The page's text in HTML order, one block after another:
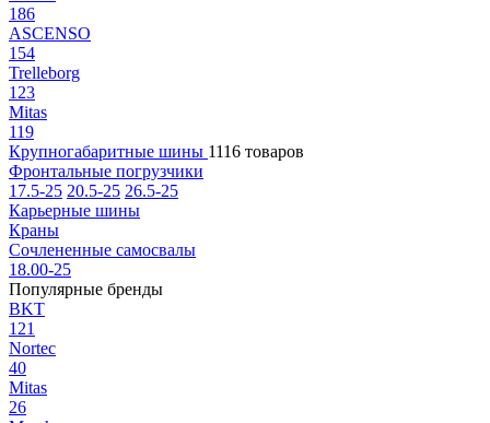
186
ASCENSO
154
Trelleborg
123
Mitas
119
Крупногабаритные шины 1116 товаров
Фронтальные погрузчики
17.5-25 20.5-25 26.5-25
Карьерные шины
Краны
Сочлененные самосвалы
18.00-25
Популярные бренды
BKT
121
Nortec
40
Mitas
26